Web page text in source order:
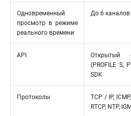
Одновременный
просмотр в режиме
реального времени
До 6 каналов
API
Открытый
(PROFILE S,
SDK
Протоколы
TCP / IP,
RTCP, NTP,